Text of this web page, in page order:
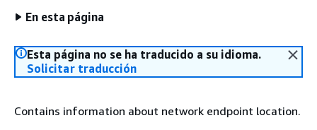
En esta página
Esta página no se ha traducido a su idioma.
Solicitar traducción
Contains information about network endpoint location.